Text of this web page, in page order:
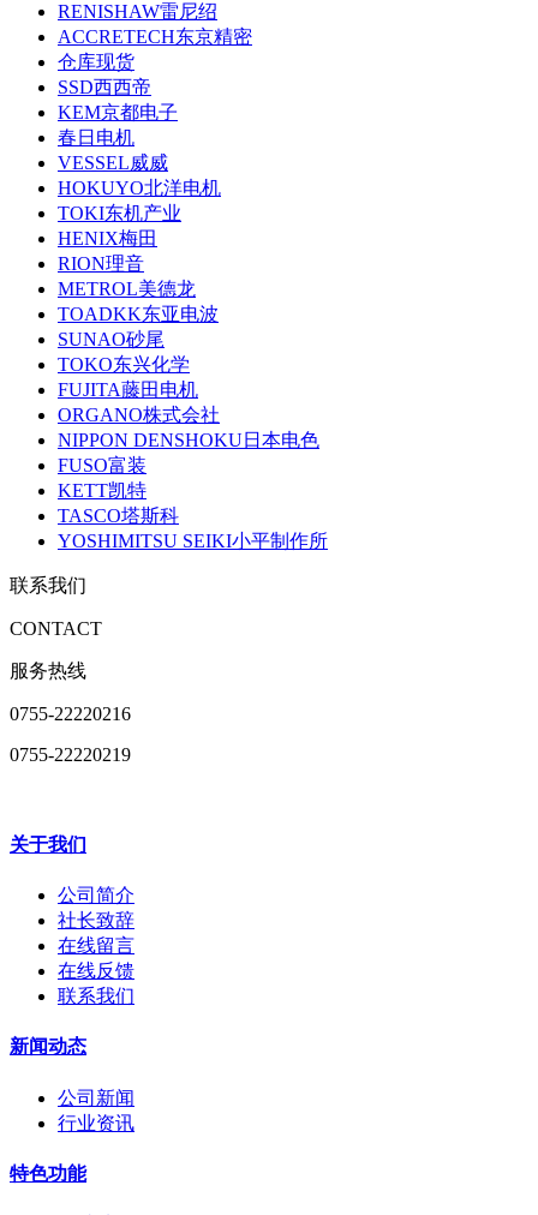
RENISHAW雷尼绍
ACCRETECH东京精密
仓库现货
SSD西西帝
KEM京都电子
春日电机
VESSEL威威
HOKUYO北洋电机
TOKI东机产业
HENIX梅田
RION理音
METROL美德龙
TOADKK东亚电波
SUNAO砂尾
TOKO东兴化学
FUJITA藤田电机
ORGANO株式会社
NIPPON DENSHOKU日本电色
FUSO富装
KETT凯特
TASCO塔斯科
YOSHIMITSU SEIKI小平制作所
联系我们
CONTACT
服务热线
0755-22220216
0755-22220219
关于我们
公司简介
社长致辞
在线留言
在线反馈
联系我们
新闻动态
公司新闻
行业资讯
特色功能